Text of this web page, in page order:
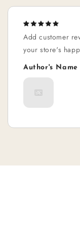
Add customer
your store's
Author's Name